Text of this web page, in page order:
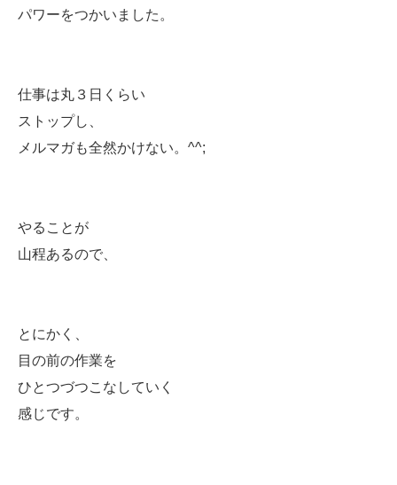
パワーをつかいました。
仕事は丸３日くらい
ストップし、
メルマガも全然かけない。^^;
やることが
山程あるので、
とにかく、
目の前の作業を
ひとつづつこなしていく
感じです。